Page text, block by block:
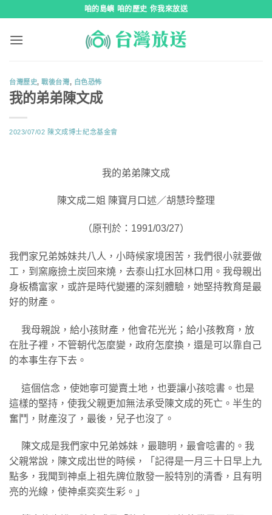
咱的島嶼 咱的歷史 你我來放送
台灣歷史,戰後台灣, 白色恐怖
我的弟弟陳文成
2023/07/02 陳文成博士紀念基金會
我的弟弟陳文成
陳文成二姐 陳寶月口述／胡慧玲整理
（原刊於：1991/03/27）
我們家兄弟姊妹共八人，小時候家境困苦，我們很小就要做
工，到窯廠撿土炭回來燒，去泰山扛水回林口用。我母親出
身板橋富家，或許是時代變遷的深刻體驗，她堅持教育是最
好的財產。
我母親說，給小孩財產，他會花光光；給小孩教育，放
在肚子裡，不管朝代怎麼變，政府怎麼換，還是可以靠自己
的本事生存下去。
這個信念，使她寧可變賣土地，也要讓小孩唸書。也是
這樣的堅持，使我父親更加無法承受陳文成的死亡。半生的
奮鬥，財產沒了，最後，兒子也沒了。
陳文成是我們家中兄弟姊妹，最聰明，最會唸書的。我
父親常說，陳文成出世的時候，「記得是一月三十日早上九
點多，我聞到神桌上祖先牌位散發一股特別的清香，且有明
亮的光線，使神桌奕奕生彩。」